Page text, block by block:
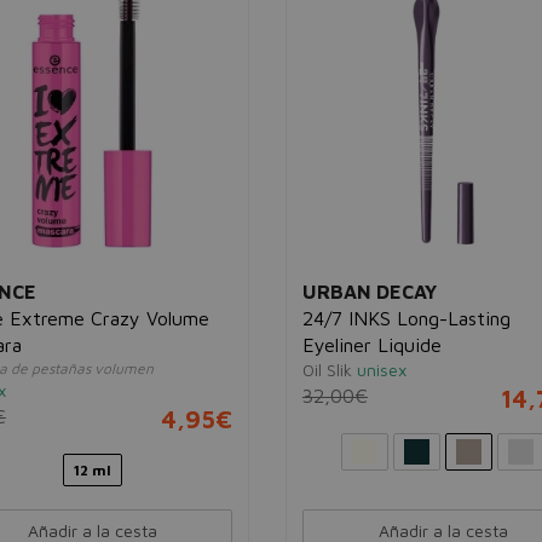
DECAY
Long-Lasting
Liquide
unisex
Añadir a la cesta
ESSENCE
Long Lasting Eye Pencil 18h
Waterproof
Lápiz de ojos resistente al agua
02 Hot Chocolate
Añadir a la cesta